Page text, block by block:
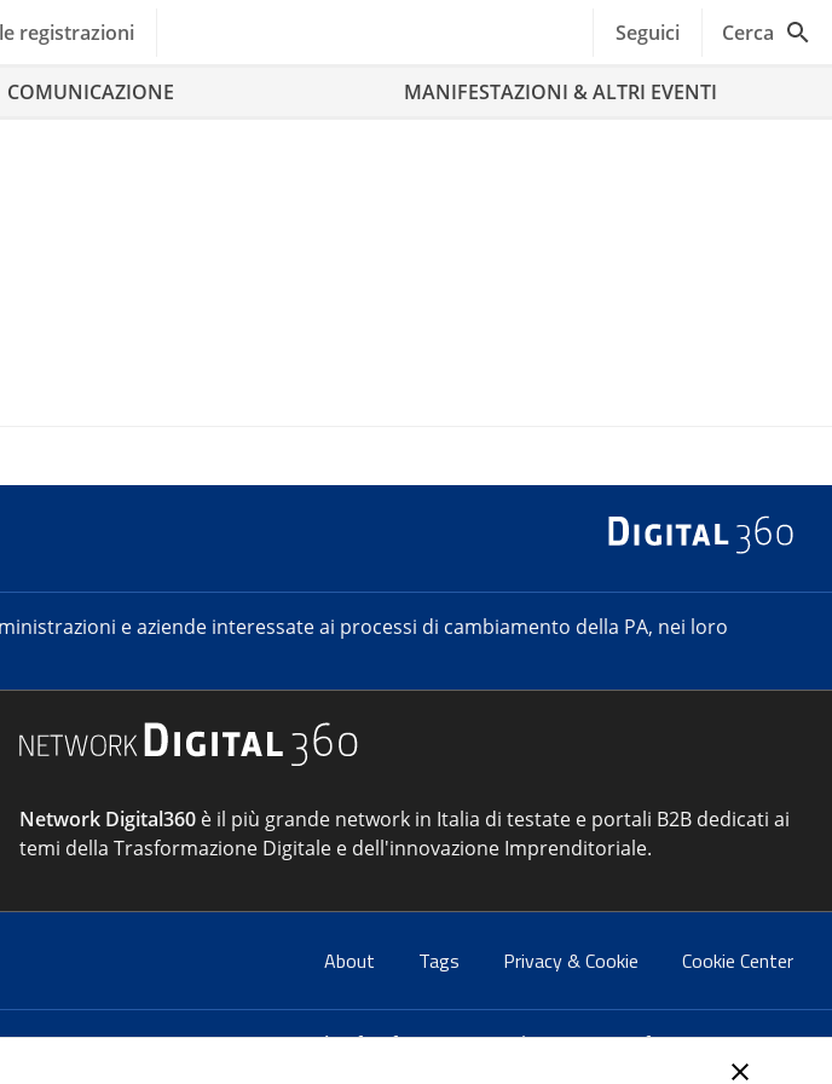
registrazioni Seguici Cerca
COMUNICAZIONE MANIFESTAZIONI & ALTRI EVENTI
e aziende interessate ai processi di cambiamento della PA, nei loro
Network Digital360 è il più grande network in Italia di testate e portali B2B dedicati ai
temi della Trasformazione Digitale e dell'innovazione Imprenditoriale.
About Tags Privacy & Cookie Cookie Center
Contatti:info@forumpa.it- tel. 06 684251 - fax. 06 68425433